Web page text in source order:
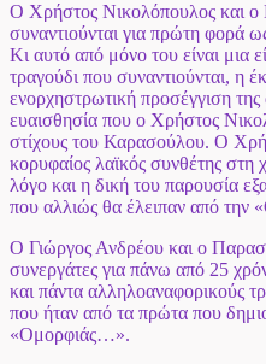
Ο Χρήστος Νικολόπουλος και
συναντιούνται για πρώτη φορά
Κι αυτό από μόνο του είναι
τραγούδι που συναντιούνται, η
ενορχηστρωτική προσέγγιση
ευαισθησία που ο Χρήστος
στίχους του Καρασούλου. Ο
κορυφαίος λαϊκός συνθέτης στη
λόγο και η δική του παρουσία
που αλλιώς θα έλειπαν από την
Ο Γιώργος Ανδρέου και ο
συνεργάτες για πάνω από 25
και πάντα αλληλοαναφορικούς
που ήταν από τα πρώτα που
«Ομορφιάς…».